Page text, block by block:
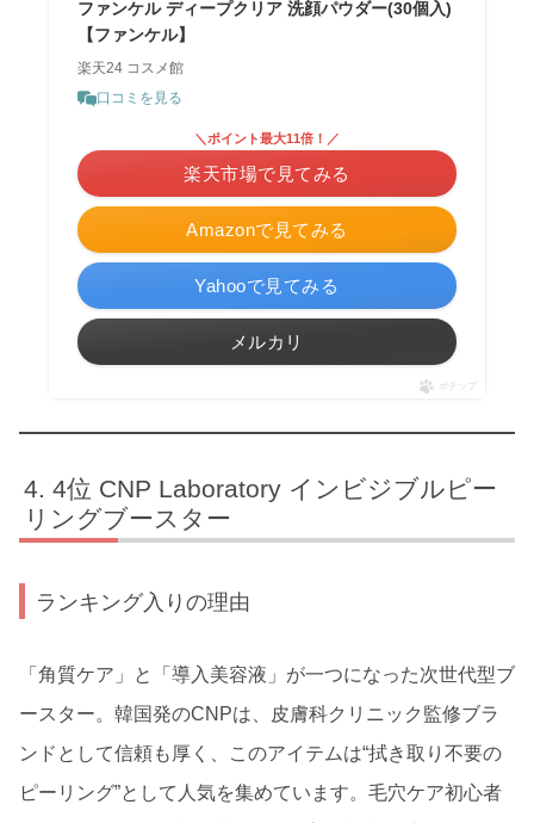
ファンケル ディープクリア 洗顔パウダー(30個入)
【ファンケル】
楽天24 コスメ館
口コミを見る
Amazonで見てみる
＼ポイント最大11倍！／
楽天市場で見てみる
Yahooで見てみる
メルカリ
ポチップ
4位 CNP Laboratory インビジブルピー
リングブースター
ランキング入りの理由
「角質ケア」と「導入美容液」が一つになった次世代型ブ
ースター。韓国発のCNPは、皮膚科クリニック監修ブラ
ンドとして信頼も厚く、このアイテムは“拭き取り不要の
ピーリング”として人気を集めています。毛穴ケア初心者